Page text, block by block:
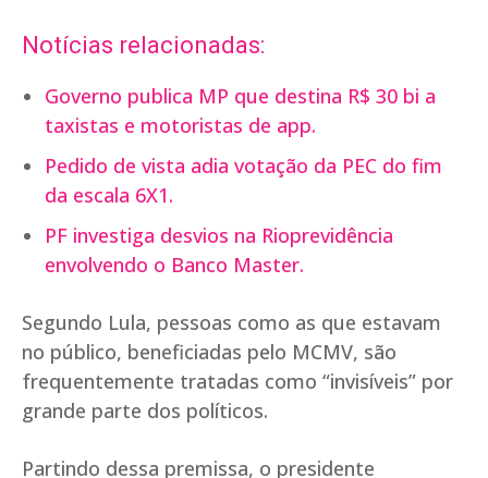
Notícias relacionadas:
Governo publica MP que destina R$ 30 bi a
taxistas e motoristas de app.
Pedido de vista adia votação da PEC do fim
da escala 6X1.
PF investiga desvios na Rioprevidência
envolvendo o Banco Master.
Segundo Lula, pessoas como as que estavam
no público, beneficiadas pelo MCMV, são
frequentemente tratadas como “invisíveis” por
grande parte dos políticos.
Partindo dessa premissa, o presidente